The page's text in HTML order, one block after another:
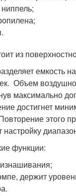
из
емкость
Объем
максимально
достигнет
этого
функции:
держит